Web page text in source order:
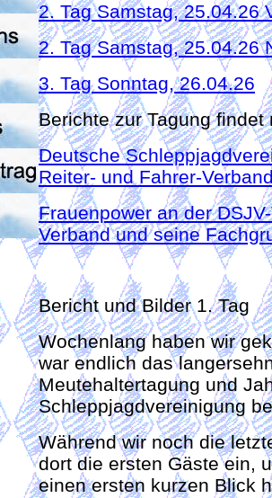
2. Tag Samstag, 25.04.26
2. Tag Samstag, 25.04.26
3. Tag Sonntag, 26.04.26
Berichte zur Tagung
Deutsche
Reiter- und Fahrer-
Frauenpower an der
Verband und seine
Bericht und Bilder 1. Tag
Wochenlang haben wir
war endlich das
Meutehaltertagung und
Schleppjagdvereinigung
Während wir noch die
dort die ersten Gäste ein,
einen ersten kurzen Blick